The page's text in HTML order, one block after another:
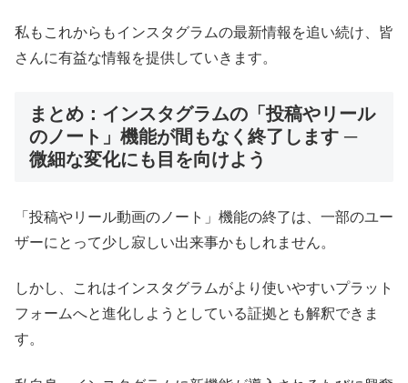
私もこれからもインスタグラムの最新情報を追い続け、皆
さんに有益な情報を提供していきます。
まとめ：インスタグラムの「投稿やリール
のノート」機能が間もなく終了します ─
微細な変化にも目を向けよう
「投稿やリール動画のノート」機能の終了は、一部のユー
ザーにとって少し寂しい出来事かもしれません。
しかし、これはインスタグラムがより使いやすいプラット
フォームへと進化しようとしている証拠とも解釈できま
す。